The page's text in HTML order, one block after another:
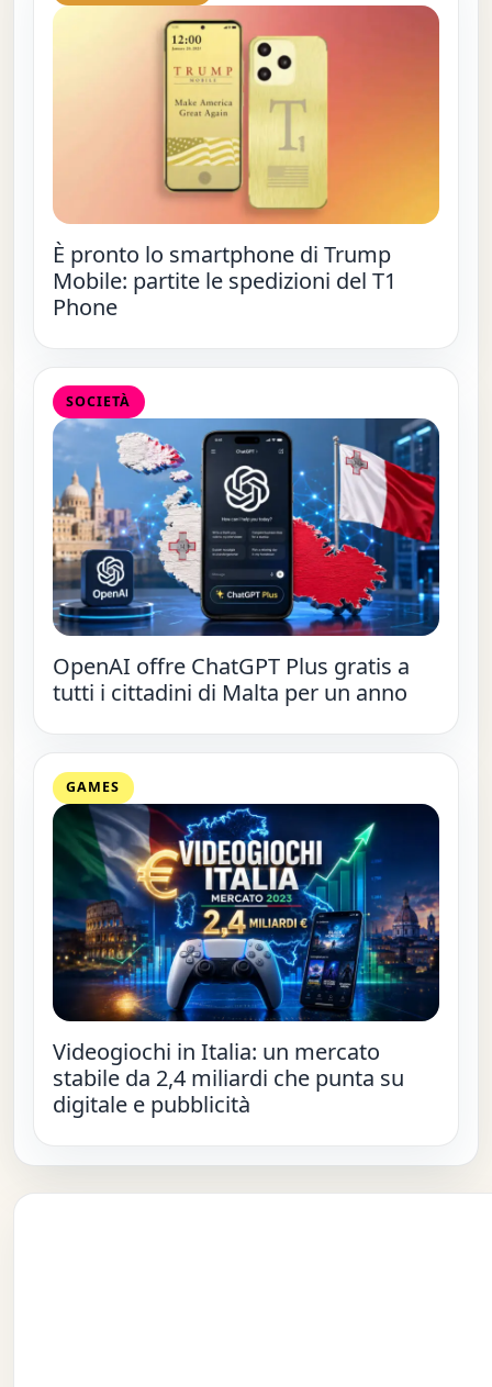
È pronto lo smartphone di Trump
Mobile: partite le spedizioni del T1
Phone
SOCIETÀ
OpenAI offre ChatGPT Plus gratis a
tutti i cittadini di Malta per un anno
GAMES
Videogiochi in Italia: un mercato
stabile da 2,4 miliardi che punta su
digitale e pubblicità